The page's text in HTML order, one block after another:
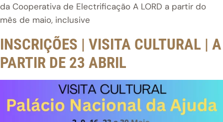
da Cooperativa de Electrificação A LORD a partir do
mês de maio, inclusive
INSCRIÇÕES | VISITA CULTURAL | A
PARTIR DE 23 ABRIL